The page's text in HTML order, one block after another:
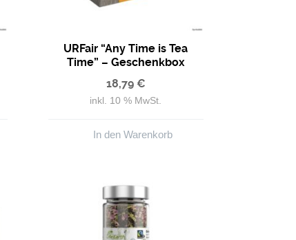
URFair “Any Time is Tea
Time” – Geschenkbox
Tees
18,79 €
inkl. 10 % MwSt.
In den Warenkorb